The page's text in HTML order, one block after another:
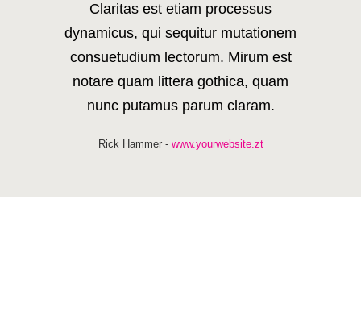
Claritas est etiam processus
dynamicus, qui sequitur mutationem
consuetudium lectorum. Mirum est
notare quam littera gothica, quam
nunc putamus parum claram.
Rick Hammer- www.yourwebsite.zt